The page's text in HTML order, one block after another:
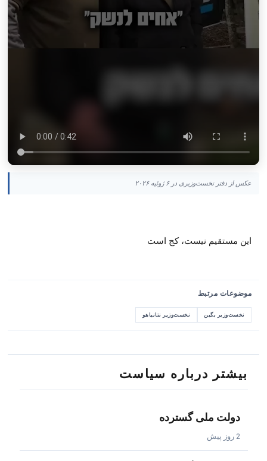
عکس از دفتر نخست‌وزیری در ۶ ژوئیه ۲۰۲۶
این مستقیم نیست، کج است
موضوعات مرتبط
نخست‌وزیر بگین نخست‌وزیر نتانیاهو
بیشتر درباره سیاست
دولت ملی گسترده
2 روز پیش